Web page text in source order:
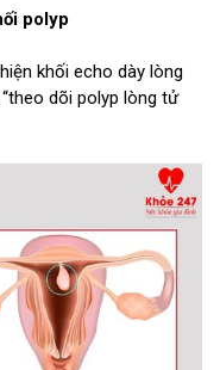
polyp
khối echo dày lòng
dõi polyp lòng tử